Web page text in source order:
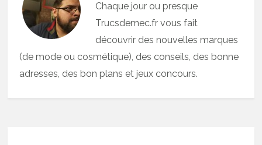
Chaque jour ou presque
Trucsdemec.fr vous fait
découvrir des nouvelles marques
(de mode ou cosmétique), des conseils, des bonne
adresses, des bon plans et jeux concours.